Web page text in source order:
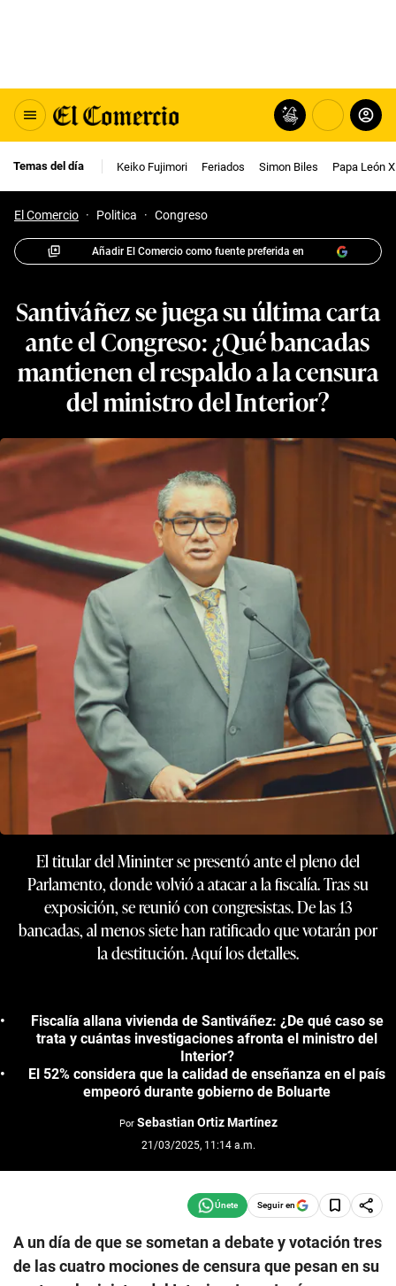
Temas del día Keiko Fujimori Feriados Simon Biles Papa León
El Comercio · Politica · Congreso
Añadir El Comercio como fuente preferida en
Santiváñez se juega su última carta
ante el Congreso: ¿Qué bancadas
mantienen el respaldo a la censura
del ministro del Interior?
El titular del Mininter se presentó ante el pleno del
Parlamento, donde volvió a atacar a la fiscalía. Tras su
exposición, se reunió con congresistas. De las 13
bancadas, al menos siete han ratificado que votarán por
la destitución. Aquí los detalles.
Fiscalía allana vivienda de Santiváñez: ¿De qué caso se
trata y cuántas investigaciones afronta el ministro del
Interior?
El 52% considera que la calidad de enseñanza en el país
empeoró durante gobierno de Boluarte
Por Sebastian Ortiz Martínez
21/03/2025, 11:14 a.m.
Seguir en
A un día de que se sometan a debate y votación tres
de las cuatro mociones de censura que pesan en su